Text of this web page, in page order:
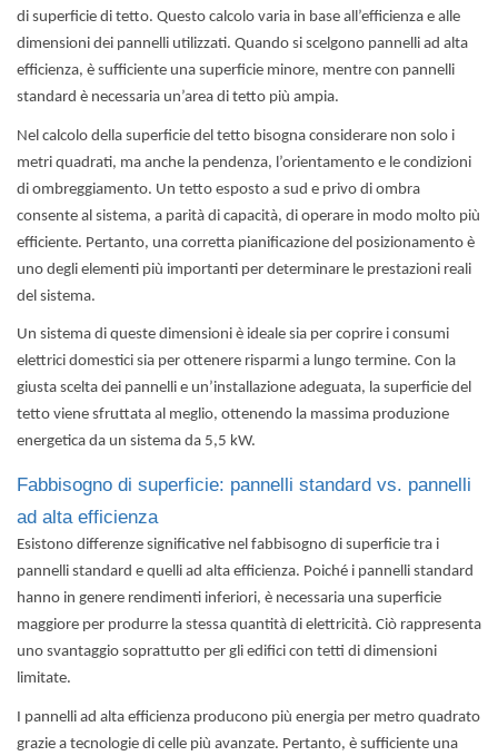
di superficie di tetto. Questo calcolo varia in base all’efficienza e alle
dimensioni dei pannelli utilizzati. Quando si scelgono pannelli ad alta
efficienza, è sufficiente una superficie minore, mentre con pannelli
standard è necessaria un’area di tetto più ampia.
Nel calcolo della superficie del tetto bisogna considerare non solo i
metri quadrati, ma anche la pendenza, l’orientamento e le condizioni
di ombreggiamento. Un tetto esposto a sud e privo di ombra
consente al sistema, a parità di capacità, di operare in modo molto più
efficiente. Pertanto, una corretta pianificazione del posizionamento è
uno degli elementi più importanti per determinare le prestazioni reali
del sistema.
Un sistema di queste dimensioni è ideale sia per coprire i consumi
elettrici domestici sia per ottenere risparmi a lungo termine. Con la
giusta scelta dei pannelli e un’installazione adeguata, la superficie del
tetto viene sfruttata al meglio, ottenendo la massima produzione
energetica da un sistema da 5,5 kW.
Fabbisogno di superficie: pannelli standard vs. pannelli
ad alta efficienza
Esistono differenze significative nel fabbisogno di superficie tra i
pannelli standard e quelli ad alta efficienza. Poiché i pannelli standard
hanno in genere rendimenti inferiori, è necessaria una superficie
maggiore per produrre la stessa quantità di elettricità. Ciò rappresenta
uno svantaggio soprattutto per gli edifici con tetti di dimensioni
limitate.
I pannelli ad alta efficienza producono più energia per metro quadrato
grazie a tecnologie di celle più avanzate. Pertanto, è sufficiente una